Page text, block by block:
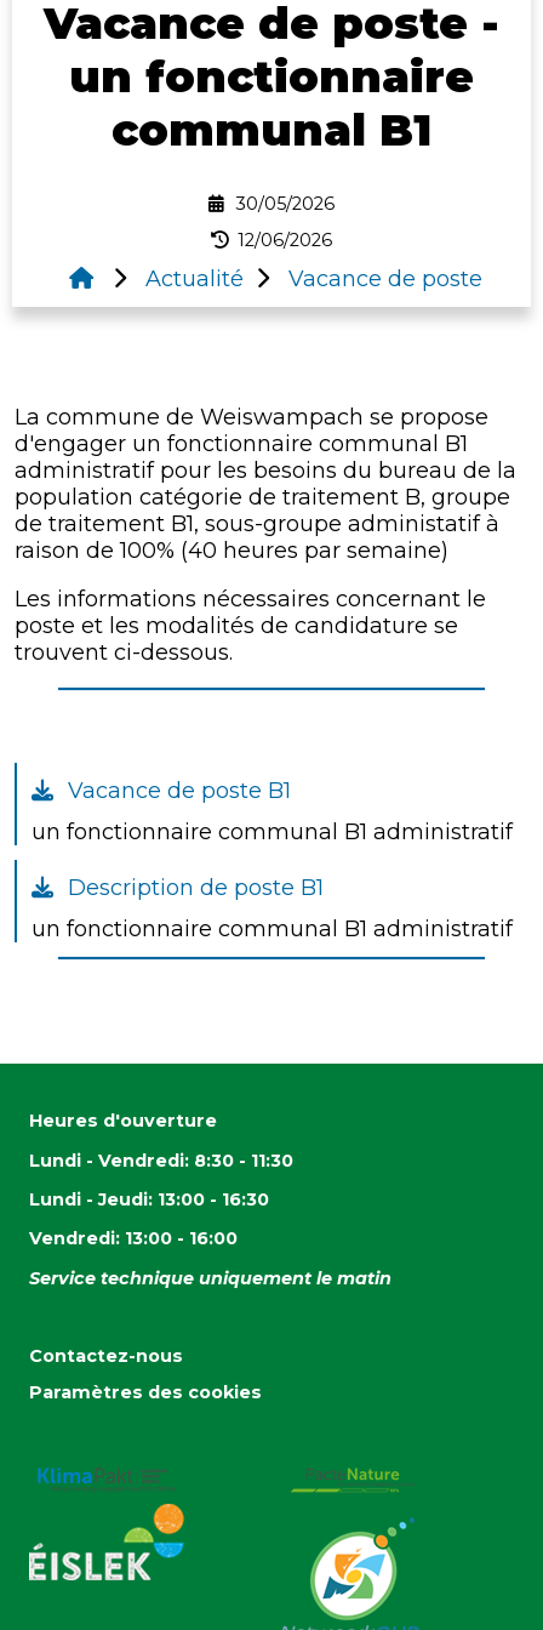
Vacance de poste -
un fonctionnaire
communal B1
30/05/2026
12/06/2026
Vacance de poste
Actualité
La commune de Weiswampach se propose
d'engager un fonctionnaire communal B1
administratif pour les besoins du bureau de la
population catégorie de traitement B, groupe
de traitement B1, sous-groupe administatif à
raison de 100% (40 heures par semaine)
Les informations nécessaires concernant le
poste et les modalités de candidature se
trouvent ci-dessous.
Vacance de poste B1
un fonctionnaire communal B1 administratif
Description de poste B1
un fonctionnaire communal B1 administratif
Heures d'ouverture
Lundi - Vendredi: 8:30 - 11:30
Lundi - Jeudi: 13:00 - 16:30
Vendredi: 13:00 - 16:00
Service technique uniquement le matin
Contactez-nous
Paramètres des cookies